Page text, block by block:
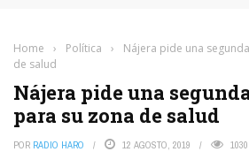
Home › Política ›
Nájera pide una
de salud
Nájera pide una
para su zona de salud
POR RADIO HARO 12 AGOSTO, 2019 1030